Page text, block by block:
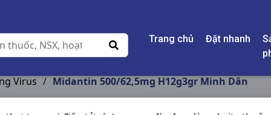
Trang chủ Đặt nhanh
Virus / Midantin 500/62,5mg H12g3gr Minh Dân